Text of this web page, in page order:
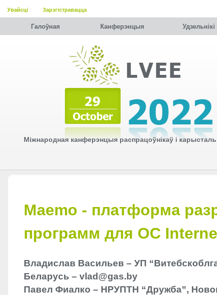
Увайсці Зарэгістравацца
Галоўная Канферэнцыя Удзельнiкi
Міжнародная канферэнцыя распрацоўнікаў і
Maemo - платформа
программ для ОС
Владислав Васильев – УП
Беларусь – vlad@gas.by
Павел Фиалко – НРУПТН “Дружба”,